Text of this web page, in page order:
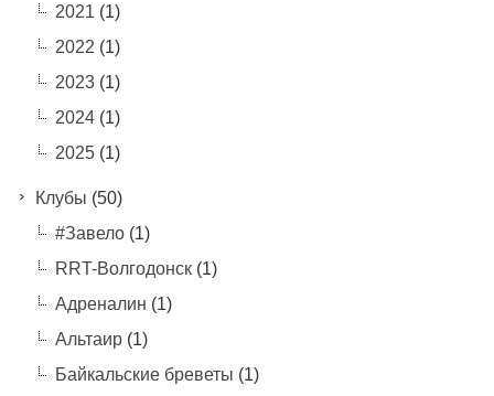
2021 (1)
2022 (1)
2023(1)
2024(1)
2025(1)
Клубы (50)
#Завело(1)
RRT-Волгодонск(1)
Адреналин (1)
Альтаир(1)
Байкальские бреветы (1)